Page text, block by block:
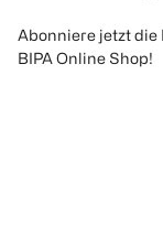
Abonniere jetzt die
BIPA Online Shop!